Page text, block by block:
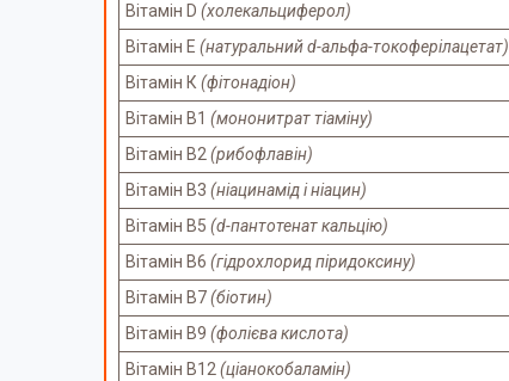
Вітамін D (холекальциферол)
Вітамін E (натуральний d-альфа-токоферілацетат)
Вітамін К(фітонадіон)
Вітамін В1 (мононитрат тіаміну)
Вітамін В2(рибофлавін)
Вітамін В3 (ніацинамід і ніацин)
Вітамін В5 (d-пантотенат кальцію)
Вітамін B6 (гідрохлорид піридоксину)
Вітамін В7(біотин)
Вітамін В9 (фолієва кислота)
Вітамін B12(ціанокобаламін)